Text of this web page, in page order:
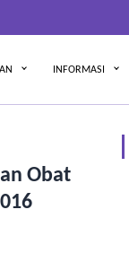
INFORMASI
Obat